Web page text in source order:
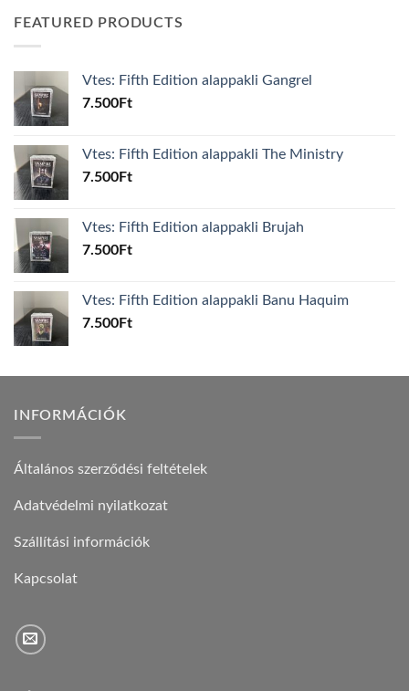
FEATURED PRODUCTS
Vtes: Fifth Edition alappakli Gangrel
7.500Ft
Vtes: Fifth Edition alappakli The Ministry
7.500Ft
Vtes: Fifth Edition alappakli Brujah
7.500Ft
Vtes: Fifth Edition alappakli Banu Haquim
7.500Ft
INFORMÁCIÓK
Általános szerződési feltételek
Adatvédelmi nyilatkozat
Szállítási információk
Kapcsolat